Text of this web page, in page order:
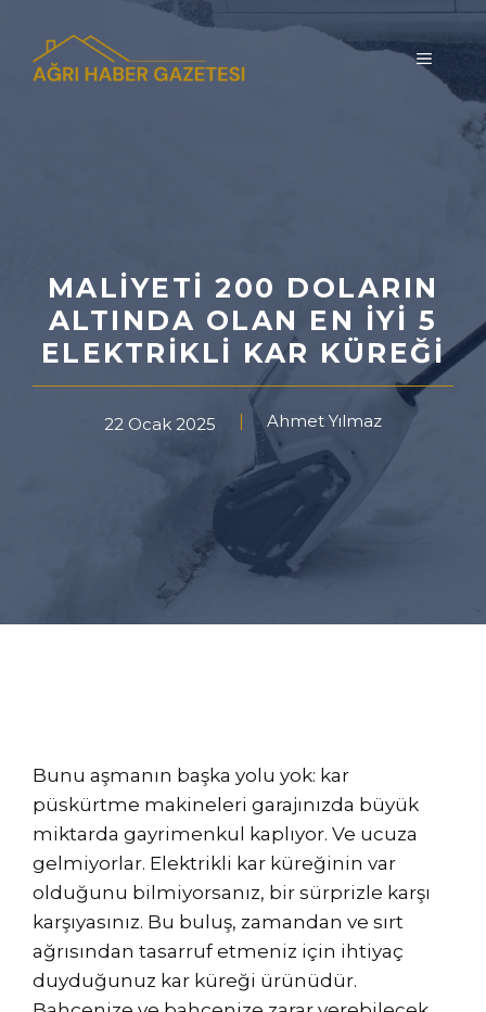
MENÜ
MALIYETI 200 DOLARIN
ALTINDA OLAN EN İYI 5
ELEKTRIKLI KAR KÜREĞI
22 Ocak 2025 Ahmet Yılmaz
Bunu aşmanın başka yolu yok: kar
püskürtme makineleri garajınızda büyük
miktarda gayrimenkul kaplıyor. Ve ucuza
gelmiyorlar. Elektrikli kar küreğinin var
olduğunu bilmiyorsanız, bir sürprizle karşı
karşıyasınız. Bu buluş, zamandan ve sırt
ağrısından tasarruf etmeniz için ihtiyaç
duyduğunuz kar küreği ürünüdür.